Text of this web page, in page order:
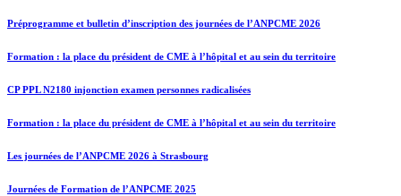
Préprogramme et bulletin d’inscription des journées de l’ANPCME 2026
Formation : la place du président de CME à l’hôpital et au sein du territoire
CP PPL N2180 injonction examen personnes radicalisées
Formation : la place du président de CME à l’hôpital et au sein du territoire
Les journées de l’ANPCME 2026 à Strasbourg
Journées de Formation de l’ANPCME 2025